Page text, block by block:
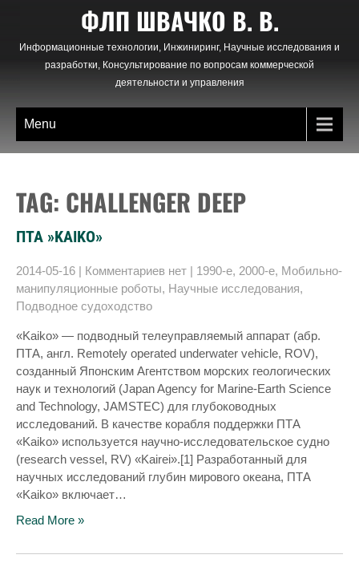
content
ФЛП ШВАЧКО В. В.
Информационные технологии, Инжиниринг, Научные исследования и
разработки, Консультирование по вопросам коммерческой
деятельности и управления
Menu
TAG: CHALLENGER DEEP
ПТА »KAIKO»
2014-05-16 | Комментариев нет | 1990-е, 2000-е, Мобильно-
манипуляционные роботы, Научные исследования,
Подводное судоходство
«Kaiko» — подводный телеуправляемый аппарат (абр.
ПТА, англ. Remotely operated underwater vehicle, ROV),
созданный Японским Агентством морских геологических
наук и технологий (Japan Agency for Marine-Earth Science
and Technology, JAMSTEC) для глубоководных
исследований. В качестве корабля поддержки ПТА
«Kaiko» используется научно-исследовательское судно
(research vessel, RV) «Kairei».[1] Разработанный для
научных исследований глубин мирового океана, ПТА
«Kaiko» включает…
Read More »